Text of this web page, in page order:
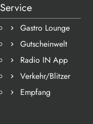
Service
Gastro Lounge
Gutscheinwelt
Radio IN App
Verkehr/Blitzer
Empfang